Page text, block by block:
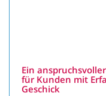
Ein
für Kunden mit
Geschick